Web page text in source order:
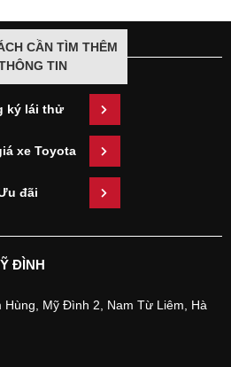
CẦN TÌM THÊM
TIN
ký lái thử
xe Toyota
đãi
ĐÌNH
Hùng, Mỹ Đình 2, Nam Từ Liêm, Hà